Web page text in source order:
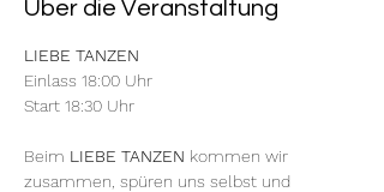
Über die Veranstaltung
LIEBE TANZEN
Einlass 18:00 Uhr
Start 18:30 Uhr
Beim LIEBE TANZEN kommen wir
zusammen, spüren uns selbst und